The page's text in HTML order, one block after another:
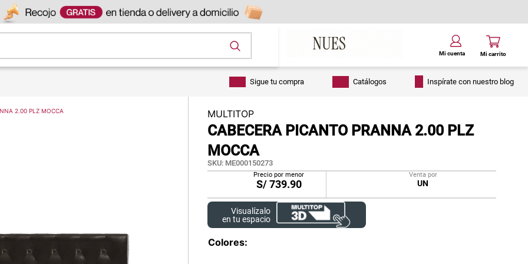
Sigue tu compra Catálogos Inspírate con nuestro blog
2.00 PLZ MOCCA MULTITOP
CABECERA PICANTO PRANNA 2.00 PLZ
MOCCA
SKU: ME000150273
Precio por menor
S/739.90
Venta por
UN
Visualízalo
en tu espacio
Colores